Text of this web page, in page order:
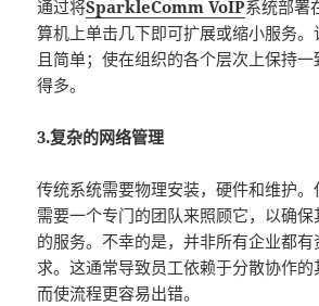
通过将SparkleComm VoIP系统部署
算机上单击几下即可扩展或缩小服务
且简单；使在组织的各个层次上保持
得多。
3.复杂的网络管理
传统系统需要物理安装，硬件和维护
需要一个专门的团队来照顾它，以确
的服务。不幸的是，并非所有企业都
求。这通常导致员工依赖于分散协作
而使流程更容易出错。